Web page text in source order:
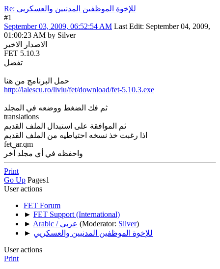
Re: للإخوة الموظفين المدنيين والعسكريي
#1
September 03, 2009, 06:52:54 AM Last Edit: September 04, 2009,
01:00:23 AM by Silver
الاصدار الاخير
FET 5.10.3
تفضل
حمل البرنامج من هنا
http://lalescu.ro/liviu/fet/download/fet-5.10.3.exe
ثم فك الضغط ووضعه في المجلد
translations
ثم الموافقة على استبدال الملف القديم
اذا رغبت خذ نسخه احتياطيه من الملف القديم
fet_ar.qm
واحفظه في أي مجلد آخر
Print
Go Up Pages1
User actions
FET Forum
► FET Support (International)
►
Arabic / عربي (Moderator: Silver)
► للإخوة الموظفين المدنيين والعسكريي
User actions
Print